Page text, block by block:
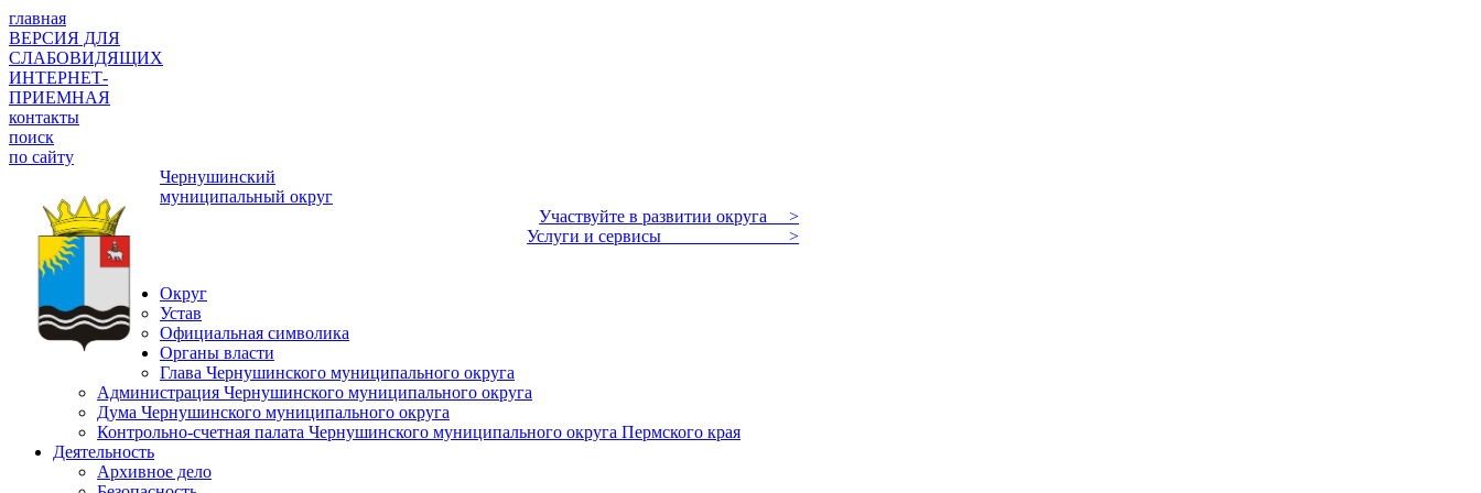
главная
ВЕРСИЯ ДЛЯ
СЛАБОВИДЯЩИХ
ИНТЕРНЕТ-
ПРИЕМНАЯ
контакты
поиск
по сайту
Чернушинский
муниципальный округ
Участвуйте в развитии округа >
Услуги и сервисы >
Округ
Устав
Официальная символика
Органы власти
Глава Чернушинского муниципального округа
Администрация Чернушинского муниципального округа
Дума Чернушинского муниципального округа
Контрольно-счетная палата Чернушинского муниципального округа Пермского края
Деятельность
Архивное дело